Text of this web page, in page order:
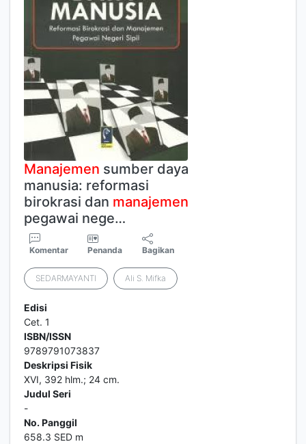
Manajemen sumber daya
manusia: reformasi
birokrasi dan manajemen
pegawai nege…
Komentar Penanda Bagikan
SEDARMAYANTI Ali S. Mifka
Edisi
Cet. 1
ISBN/ISSN
9789791073837
Deskripsi Fisik
XVI, 392 hlm.; 24 cm.
Judul Seri
-
No. Panggil
658.3 SED m